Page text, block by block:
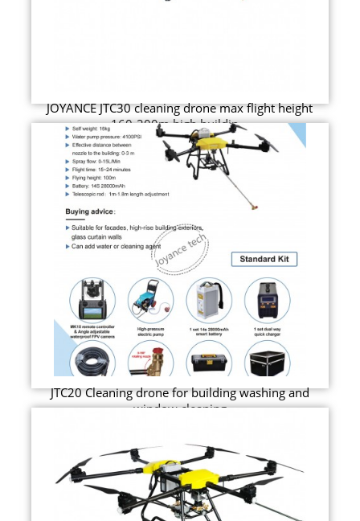
JOYANCE JTC30 cleaning drone max flight height
160-200m high buildin...
JTC20 Cleaning drone for building washing and
window cleaning